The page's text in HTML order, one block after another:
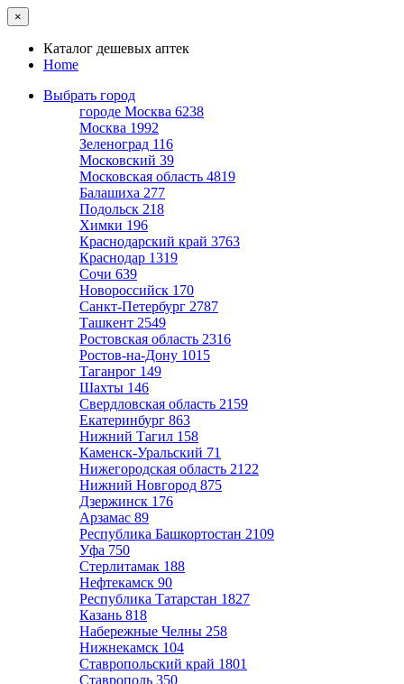
×
Каталог дешевых аптек
Home
Выбрать город
городе Москва 6238
Москва 1992
Зеленоград 116
Московский 39
Московская область 4819
Балашиха 277
Подольск 218
Химки 196
Краснодарский край 3763
Краснодар 1319
Сочи 639
Новороссийск 170
Санкт-Петербург 2787
Ташкент 2549
Ростовская область 2316
Ростов-на-Дону 1015
Таганрог 149
Шахты 146
Свердловская область 2159
Екатеринбург 863
Нижний Тагил 158
Каменск-Уральский 71
Нижегородская область 2122
Нижний Новгород 875
Дзержинск 176
Арзамас 89
Республика Башкортостан 2109
Уфа 750
Стерлитамак 188
Нефтекамск 90
Республика Татарстан 1827
Казань 818
Набережные Челны 258
Нижнекамск 104
Ставропольский край 1801
Ставрополь 350